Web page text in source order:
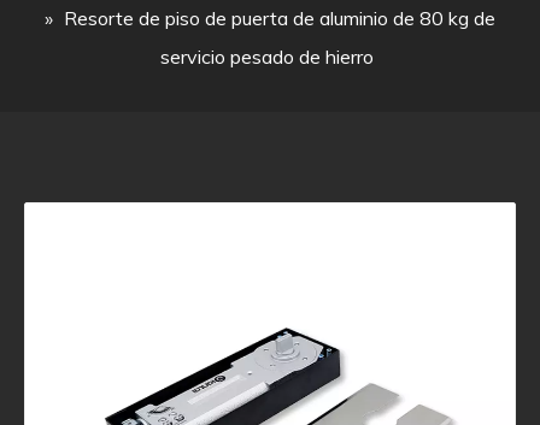
» Resorte de piso de puerta de aluminio de 80 kg de
servicio pesado de hierro